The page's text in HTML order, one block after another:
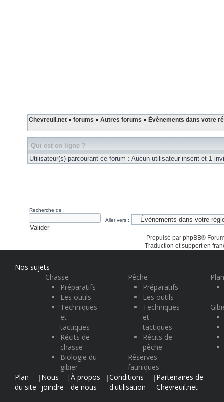
Chevreuil.net » forums » Autres forums » Évènements dans votre
Qui est en ligne ?
Utilisateur(s) parcourant ce forum : Aucun utilisateur inscrit et 1
Recherche de :
Aller vers :
Propulsé par phpBB®
Traduction et support en
Nos sujets
Chasse
Préparatifs
Les outils
Techniques
et
tactiques
Récits de
chasse
Biologie du
gibier
Pêche
Préparatifs
Les outils
Techniques
et
tactiques
Récits de
pêche
Réserves
fauniques
Plan
du site
| Nous
joindre
|À propos
de nous
|Conditions
d'utilisation
| Partenaires de
Chevreuil.net